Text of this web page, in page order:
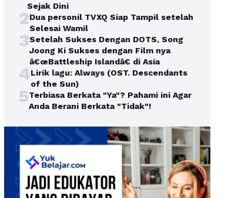
Sejak Dini
2Dua personil TVXQ Siap Tampil setelah
Selesai Wamil
3Setelah Sukses Dengan DOTS, Song
Joong Ki Sukses dengan Film nya
â€œBattleship Islandâ€ di Asia
4Lirik lagu: Always (OST. Descendants
of the Sun)
5Terbiasa Berkata "Ya"? Pahami ini Agar
Anda Berani Berkata "Tidak"!